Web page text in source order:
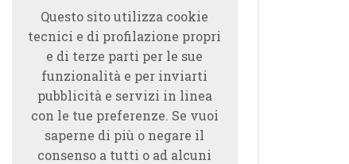
Questo sito utilizza cookie
tecnici e di profilazione propri
e di terze parti per le sue
funzionalità e per inviarti
pubblicità e servizi in linea
con le tue preferenze. Se vuoi
saperne di più o negare il
consenso a tutti o ad alcuni